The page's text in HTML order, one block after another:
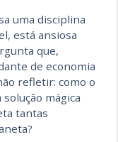
uma disciplina
está ansiosa
que,
de economia
refletir: como o
mágica
tantas